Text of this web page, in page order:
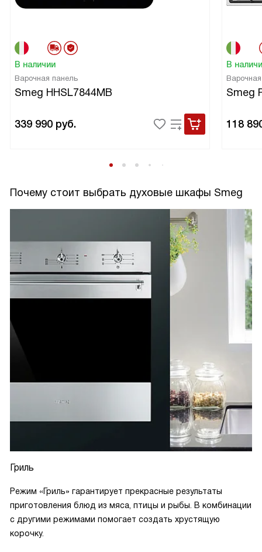
В наличии
Варочная панель
Smeg HHSL7844MB
339 990 руб.
В
Smeg
118
Почему стоит выбрать духовые шкафы Smeg
Гриль
Режим «Гриль» гарантирует прекрасные результаты
приготовления блюд из мяса, птицы и рыбы. В комбинации
с другими режимами помогает создать хрустящую
корочку.